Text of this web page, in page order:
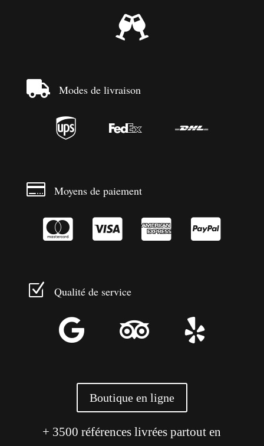

 Modes de livraison
  
 Moyens de paiement
   
Z Qualité de service
  
Boutique en ligne
+ 3500 références livrées partout en